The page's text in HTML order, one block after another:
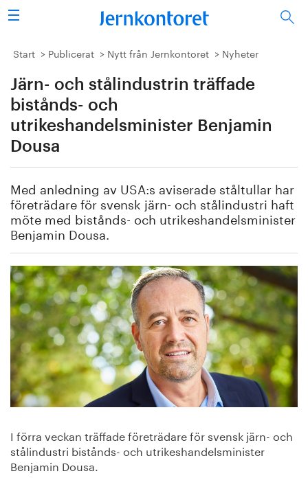
Sök
Stålindustrin
Vision 2050
Forskning/utbildning
Energi/miljö
Vi tycker
Publicerat
Bildbank
Om oss
Start Publicerat Nytt från Jernkontoret Nyheter
Järn- och stålindustrin träffade
bistånds- och
utrikeshandelsminister Benjamin
Dousa
Med anledning av USA:s aviserade ståltullar har
företrädare för svensk järn- och stålindustri haft
möte med bistånds- och utrikeshandelsminister
Benjamin Dousa.
I förra veckan träffade företrädare för svensk järn- och
stålindustri bistånds- och utrikeshandelsminister
Benjamin Dousa.